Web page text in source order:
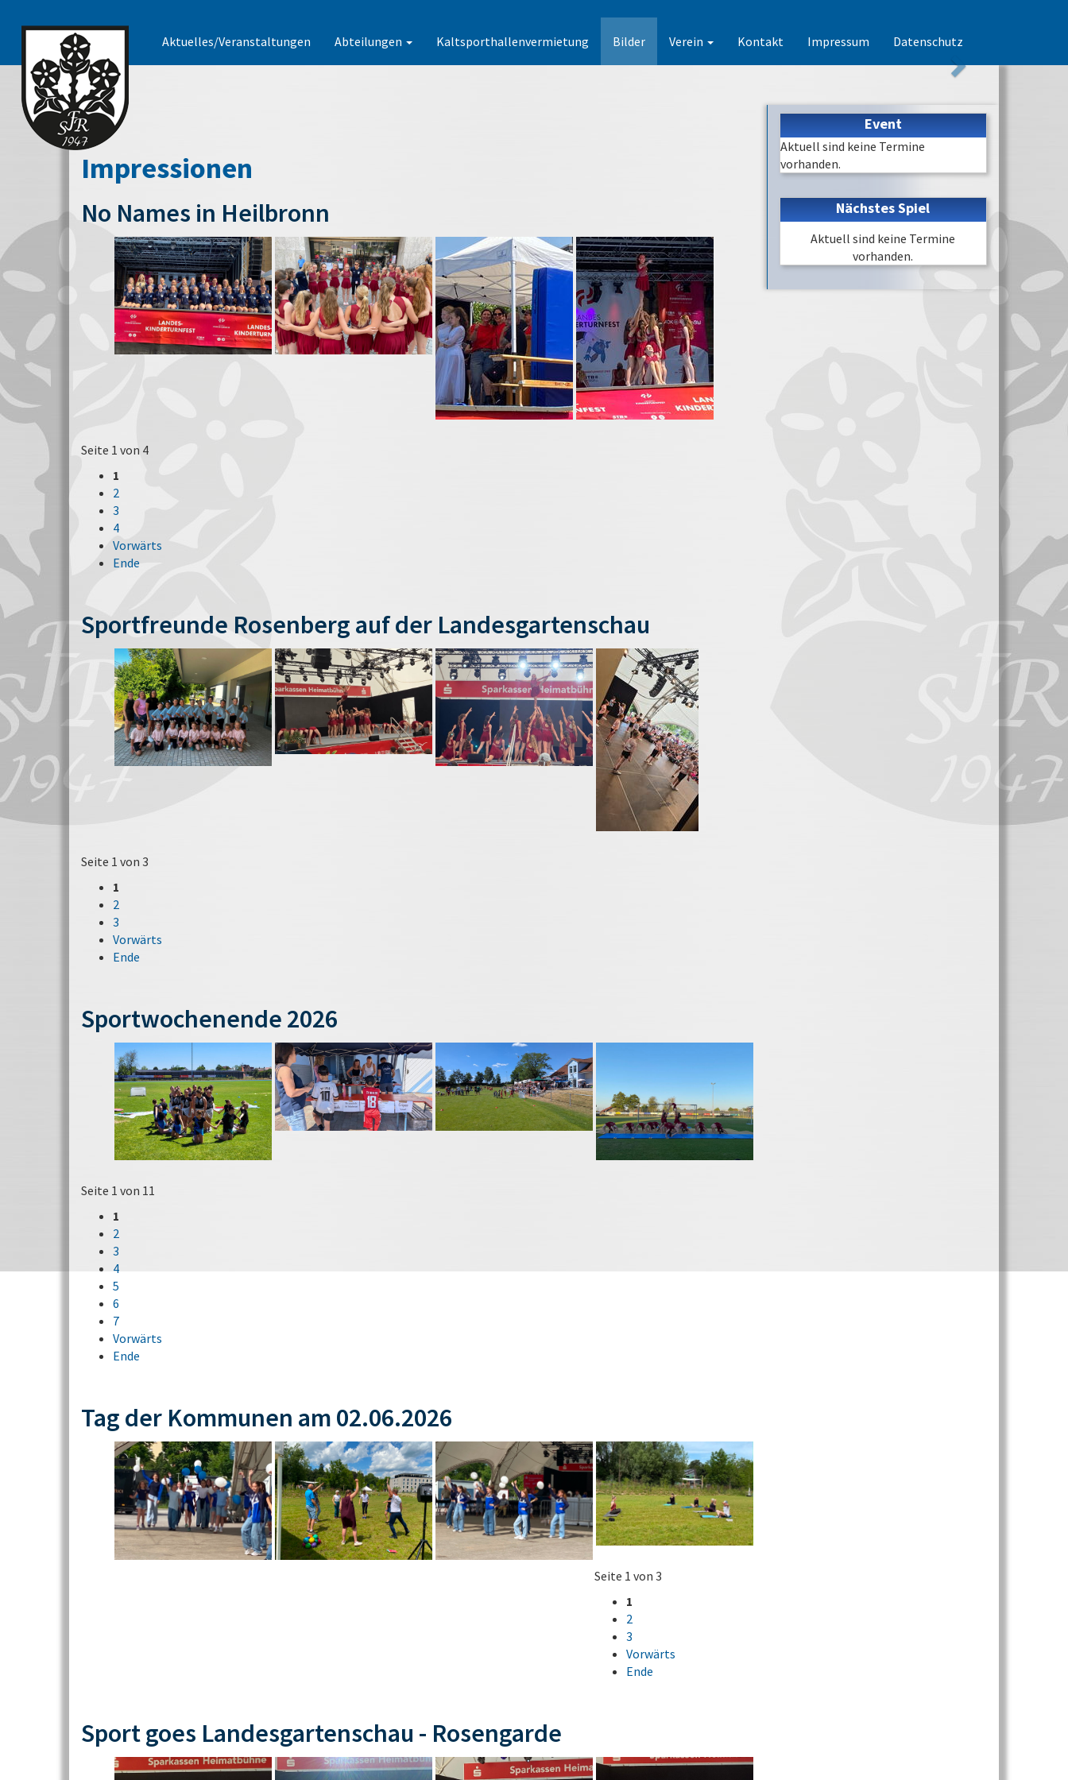
Aktuelles/Veranstaltungen Abteilungen Kaltsporthallenvermietung Bilder Verein Kontakt Impressum Datenschutz
Impressionen
No Names in Heilbronn
Seite 1 von 4
1
2
3
4
Vorwärts
Ende
Sportfreunde Rosenberg auf der Landesgartenschau
Seite 1 von 3
1
2
3
Vorwärts
Ende
Sportwochenende 2026
Seite 1 von 11
1
2
3
4
5
6
7
Vorwärts
Ende
Tag der Kommunen am 02.06.2026
Seite 1 von 3
1
2
3
Vorwärts
Ende
Sport goes Landesgartenschau - Rosengarde
Event
Aktuell sind keine Termine
vorhanden.
Nächstes Spiel
Aktuell sind keine Termine
vorhanden.